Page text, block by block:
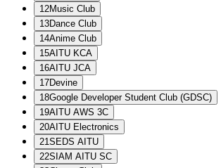
12Music Club
13Dance Club
14Anime Club
15AITU KCA
16AITU JCA
17Devine
18Google Developer Student Club (GDSC)
19AITU AWS 3C
20AITU Electronics
21SEDS AITU
22SIAM AITU SC